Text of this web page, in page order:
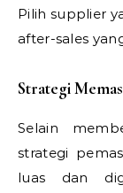
Pilih supplier
after-sales
Strategi
Selain
strategi
luas dan